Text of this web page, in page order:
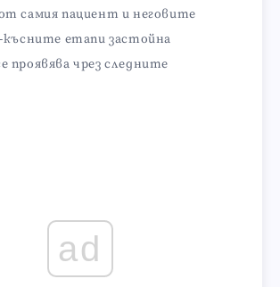
самия пациент и неговите
късните етапи застойна
проявява чрез следните
ad